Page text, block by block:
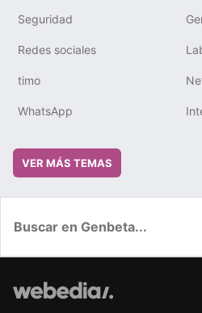
Seguridad
Redes sociales
timo
WhatsApp
VER MÁS TEMAS